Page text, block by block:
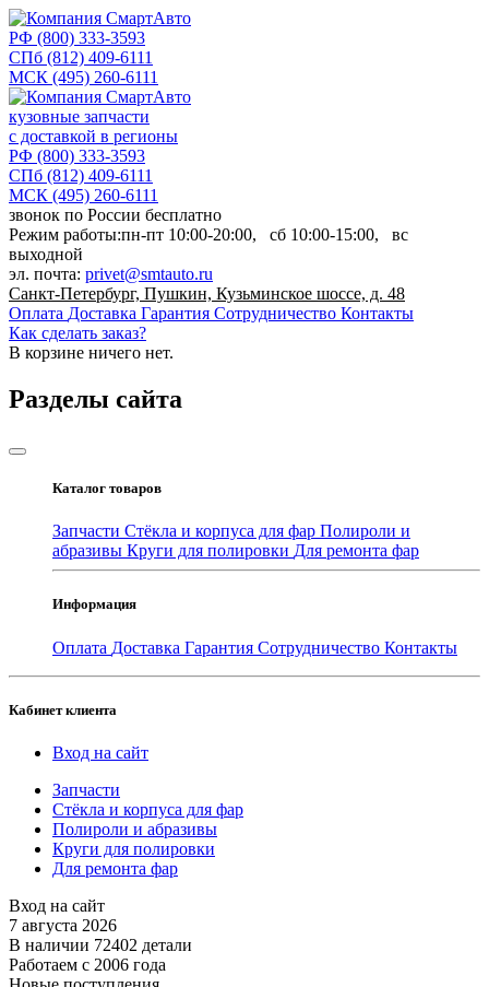
РФ (800) 333-3593
СПб (812) 409-6111
МСК (495) 260-6111
кузовные запчасти
с доставкой в регионы
РФ (800) 333-3593
СПб (812) 409-6111
МСК (495) 260-6111
звонок по России бесплатно
Режим работы:пн-пт 10:00-20:00, сб 10:00-15:00, вс
выходной
эл. почта: privet@smtauto.ru
Санкт-Петербург, Пушкин, Кузьминское шоссе, д. 48
Оплата Доставка Гарантия Сотрудничество Контакты
Как сделать заказ?
В корзине ничего нет.
Разделы сайта
Каталог товаров
Запчасти Стёкла и корпуса для фар Полироли и
абразивы Круги для полировки Для ремонта фар
Информация
Оплата Доставка Гарантия Сотрудничество Контакты
Кабинет клиента
Вход на сайт
Запчасти
Стёкла и корпуса для фар
Полироли и абразивы
Круги для полировки
Для ремонта фар
Вход на сайт
7 августа 2026
В наличии 72402 детали
Работаем с 2006 года